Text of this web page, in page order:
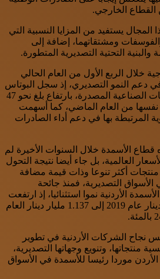
القطاع الخارجي.
يستفيد من المزايا النسبية التي
ومشتقاتهما، إضافة إلى
والبنية التحتية التصديرية المتطورة.
خلال الربع الأول من العام الحالي
دعم النمو التصديري، إذ سجل البوتاس
الخام أكبر زيادة بين المنتجات الصناعية المصدرة، بارتفاع بلغ نحو 47
نفسها من العام الماضي، كما أسهمت
المرتبطة بها في دعم أداء الصادرات
الأسمدة خلال السنوات الأخيرة لم
العالمية، بل جاء أيضا نتيجة التحول
منتجات أكثر تنوعا وذات قيمة مضافة
التصديرية، فمنذ جائحة
الأردنية نموا استثنائيا، إذ ارتفعت
قيمتها من نحو 328 مليون دينار عام 2019 إلى 1.137 مليار دينار العام
نجاح الشركات الأردنية في تطوير
منتجاتها، وتنويع وجهاتها التصديرية،
موردا رئيسا للأسمدة في الأسواق